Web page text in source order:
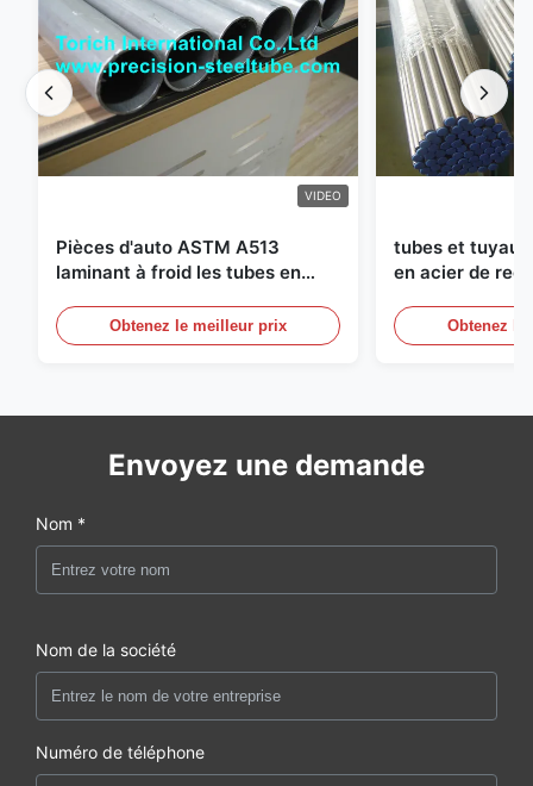
VIDEO
Pièces d'auto ASTM A513
laminant à froid les tubes en
des DOMObtenez le meilleur prix
tubes et tuyaux
en acier de
circuitsObtenez
Envoyez une demande
Nom *
Nom de la société
Numéro de téléphone